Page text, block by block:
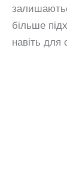
більше
навіть для